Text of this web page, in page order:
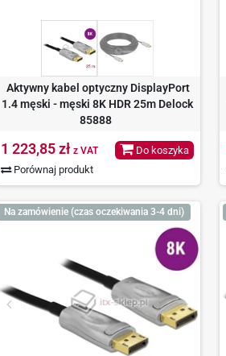
Aktywny kabel optyczny DisplayPort
1.4 męski - męski 8K HDR 25m Delock
85888
1 223,85 zł z VAT
Porównaj produkt
Do koszyka
Na zamówienie (czas oczekiwania 3-4 dni)